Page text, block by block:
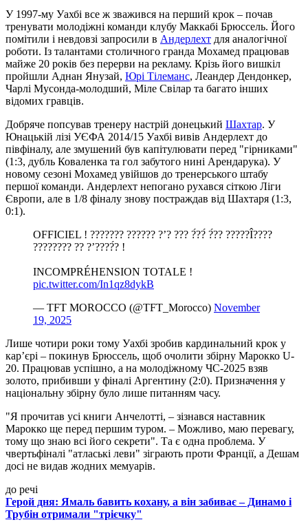
У 1997-му Уахбі все ж зважився на перший крок – почав
тренувати молодіжні команди клубу Маккабі Брюссель. Його
помітили і невдовзі запросили в Андерлехт для аналогічної
роботи. Із талантами столичного гранда Мохамед працював
майже 20 років без перерви на рекламу. Крізь його вишкіл
пройшли Аднан Янузай, Юрі Тілеманс, Леандер Дендонкер,
Чарлі Мусонда-молодший, Міле Свілар та багато інших
відомих гравців.
Добряче попсував тренеру настрій донецький Шахтар. У
Юнацькій лізі УЄФА 2014/15 Уахбі вивів Андерлехт до
півфіналу, але змушений був капітулювати перед "гірниками"
(1:3, дубль Коваленка та гол забутого нині Арендарука). У
новому сезоні Мохамед увійшов до тренерського штабу
першої команди. Андерлехт непогано рухався сіткою Ліги
Європи, але в 1/8 фіналу знову постраждав від Шахтаря (1:3,
0:1).
OFFICIEL ! ??????? ?????? ?’? ??? ?́??́ ?́?? ?????Î????
???????? ?? ?’????́? !
INCOMPRÉHENSION TOTALE ! ️
pic.twitter.com/In1qz8dykB
— TFT MOROCCO (@TFT_Morocco) November
19, 2025
Лише чотири роки тому Уахбі зробив кардинальний крок у
кар’єрі – покинув Брюссель, щоб очолити збірну Марокко U-
20. Працював успішно, а на молодіжному ЧС-2025 взяв
золото, прибивши у фіналі Аргентину (2:0). Призначення у
національну збірну було лише питанням часу.
"Я прочитав усі книги Анчелотті, – зізнався наставник
Марокко ще перед першим туром. – Можливо, маю перевагу,
тому що знаю всі його секрети". Та є одна проблема. У
чвертьфіналі "атлаські леви" зіграють проти Франції, а Дешам
досі не видав жодних мемуарів.
до речі
Герой дня: Ямаль бавить кохану, а він забиває – Динамо і
Трубін отримали "трієчку"